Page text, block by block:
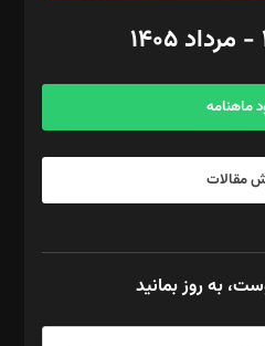
ماهنامه
مقالات
به روز بمانید